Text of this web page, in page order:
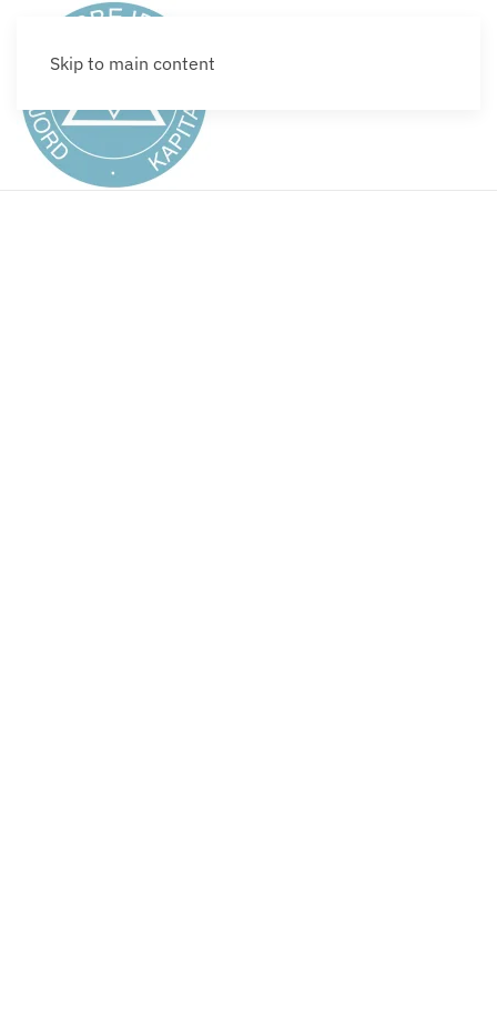
Skip to main content